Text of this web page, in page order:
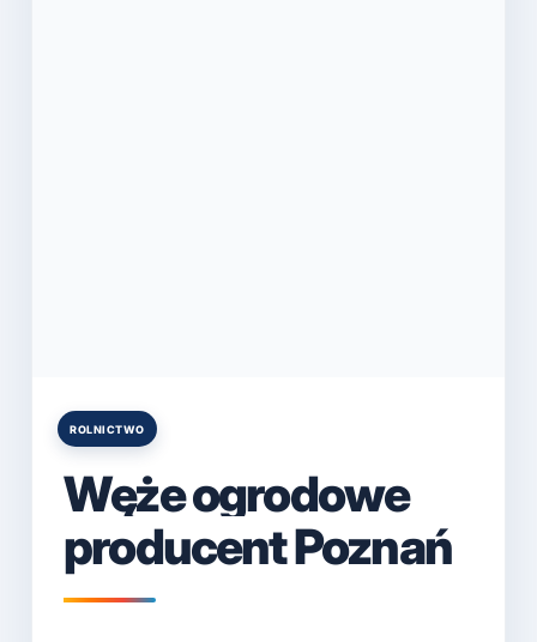
Posted
ROLNICTWO
Węże ogrodowe
producent Poznań